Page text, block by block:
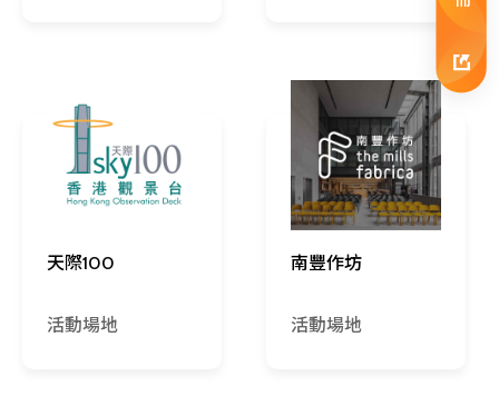
天際100
活動場地
南豐作坊
活動場地